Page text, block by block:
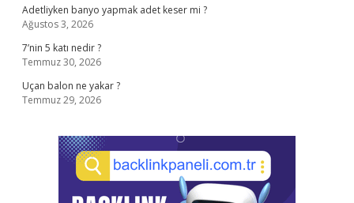
Adetliyken banyo yapmak adet keser mi ?
Ağustos 3, 2026
7’nin 5 katı nedir ?
Temmuz 30, 2026
Uçan balon ne yakar ?
Temmuz 29, 2026